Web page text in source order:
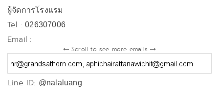
ผู้จัดการโรงแรม
Tel :026307006
Email :
Scroll to see more emails
Line ID: @nalaluang